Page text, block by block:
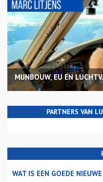
MIJNBOUW, EU EN
PARTNERS VAN
WAT IS EEN GOEDE